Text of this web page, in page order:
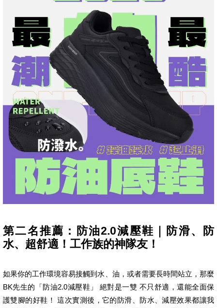
第二名推薦：防油2.0減壓鞋｜防滑、防
水、超舒適！工作族的神隊友！
如果你的工作環境容易接觸到水、油，或者需要長時間站立，那麼
BK先生的「防油2.0減壓鞋」 絕對是一雙 不只舒適，還能全面保
護雙腳的好鞋！ 這次實測後，它的防滑、防水、減壓效果都讓我